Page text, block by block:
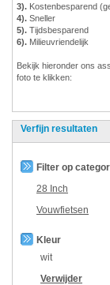
3). Kostenbesparend
4). Sneller
5). Tijdsbesparend
6). Milieuvriendelijk
Bekijk hieronder ons
foto te klikken:
Verfijn resultaten
Filter op
28 Inch
Vouwfietsen
Kleur
wit
Verwijder